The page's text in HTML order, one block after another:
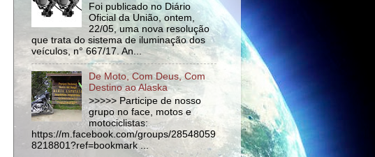
Foi publicado no Diário
Oficial da União, ontem,
22/05, uma nova resolução
que trata do sistema de iluminação dos
veículos, n° 667/17. An...
De Moto, Com Deus, Com
Destino ao Alaska
>>>>> Participe de nosso
grupo no face, motos e
motociclistas:
https://m.facebook.com/groups/28548059
8218801?ref=bookmark ...